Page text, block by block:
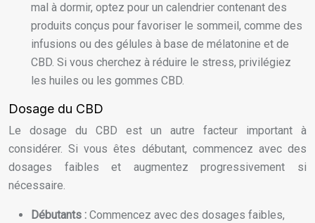
mal à dormir, optez pour un calendrier contenant des
produits conçus pour favoriser le sommeil, comme des
infusions ou des gélules à base de mélatonine et de
CBD. Si vous cherchez à réduire le stress, privilégiez
les huiles ou les gommes CBD.
Dosage du CBD
Le dosage du CBD est un autre facteur important à
considérer. Si vous êtes débutant, commencez avec des
dosages faibles et augmentez progressivement si
nécessaire.
Débutants : Commencez avec des dosages faibles,